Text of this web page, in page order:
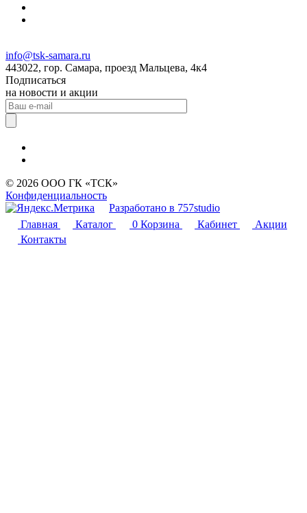
info@tsk-samara.ru
443022, гор. Самара, проезд Мальцева, 4к4
Подписаться
на новости и акции
© 2026 ООО ГК «ТСК»
Конфиденциальность
Разработано в 757studio
Главная
Каталог 0 Корзина Кабинет
Акции
Контакты